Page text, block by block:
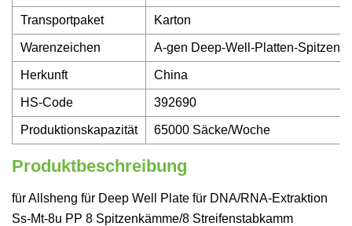
Transportpaket Karton
Warenzeichen A-gen Deep-Well-Platten-
Herkunft China
HS-Code 392690
Produktionskapazität 65000 Säcke/Woche
Produktbeschreibung
für Allsheng für Deep Well Plate für DNA/RNA-Extraktion
Ss-Mt-8u PP 8 Spitzenkämme/8 Streifenstabkamm